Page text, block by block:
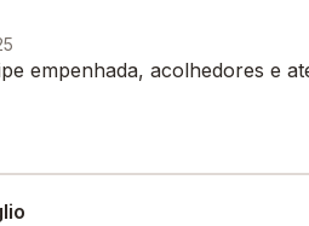
empenhada, acolhedores e